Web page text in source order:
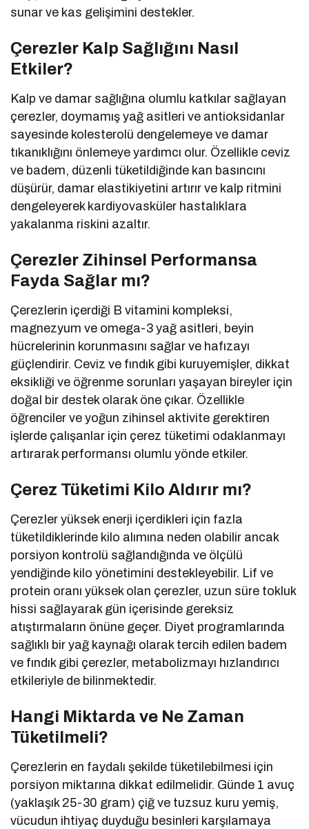
sunar ve kas gelişimini destekler.
Çerezler Kalp Sağlığını Nasıl
Etkiler?
Kalp ve damar sağlığına olumlu katkılar sağlayan
çerezler, doymamış yağ asitleri ve antioksidanlar
sayesinde kolesterolü dengelemeye ve damar
tıkanıklığını önlemeye yardımcı olur. Özellikle ceviz
ve badem, düzenli tüketildiğinde kan basıncını
düşürür, damar elastikiyetini artırır ve kalp ritmini
dengeleyerek kardiyovasküler hastalıklara
yakalanma riskini azaltır.
Çerezler Zihinsel Performansa
Fayda Sağlar mı?
Çerezlerin içerdiği B vitamini kompleksi,
magnezyum ve omega-3 yağ asitleri, beyin
hücrelerinin korunmasını sağlar ve hafızayı
güçlendirir. Ceviz ve fındık gibi kuruyemişler, dikkat
eksikliği ve öğrenme sorunları yaşayan bireyler için
doğal bir destek olarak öne çıkar. Özellikle
öğrenciler ve yoğun zihinsel aktivite gerektiren
işlerde çalışanlar için çerez tüketimi odaklanmayı
artırarak performansı olumlu yönde etkiler.
Çerez Tüketimi Kilo Aldırır mı?
Çerezler yüksek enerji içerdikleri için fazla
tüketildiklerinde kilo alımına neden olabilir ancak
porsiyon kontrolü sağlandığında ve ölçülü
yendiğinde kilo yönetimini destekleyebilir. Lif ve
protein oranı yüksek olan çerezler, uzun süre tokluk
hissi sağlayarak gün içerisinde gereksiz
atıştırmaların önüne geçer. Diyet programlarında
sağlıklı bir yağ kaynağı olarak tercih edilen badem
ve fındık gibi çerezler, metabolizmayı hızlandırıcı
etkileriyle de bilinmektedir.
Hangi Miktarda ve Ne Zaman
Tüketilmeli?
Çerezlerin en faydalı şekilde tüketilebilmesi için
porsiyon miktarına dikkat edilmelidir. Günde 1 avuç
(yaklaşık 25-30 gram) çiğ ve tuzsuz kuru yemiş,
vücudun ihtiyaç duyduğu besinleri karşılamaya